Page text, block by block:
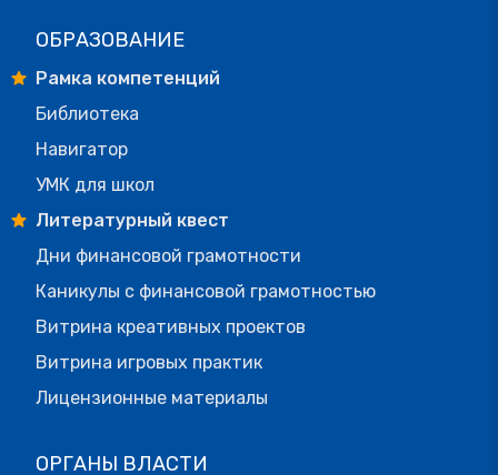
ОБРАЗОВАНИЕ
Рамка компетенций
Библиотека
Навигатор
УМК для школ
Литературный квест
Дни финансовой грамотности
Каникулы с финансовой грамотностью
Витрина креативных проектов
Витрина игровых практик
Лицензионные материалы
ОРГАНЫ ВЛАСТИ